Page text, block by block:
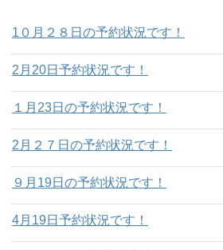
1０月２８日の予約状況です！
2月20日予約状況です！
１月23日の予約状況です！
2月２７日の予約状況です！
９月19日の予約状況です！
4月19日予約状況です！